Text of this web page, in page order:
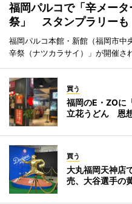
福岡パルコで「辛メー
祭」 スタンプラリーも
福岡パルコ本館・新館（福岡市中
辛祭（ナツカラサイ）」が開催さ
買う
福岡のE・ZOに
立花うどん 恩想
買う
大丸福岡天神店
売、大谷選手の